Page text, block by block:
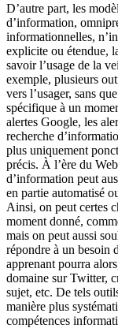
D’autre part, les
d’information,
informationnelles,
explicite ou étendue,
savoir l’usage de la
exemple, plusieurs
vers l’usager, sans
spécifique à un
alertes Google, les
recherche
plus uniquement
précis. À l’ère du
d’information peut
en partie automatisé
Ainsi, on peut certes
moment donné,
mais on peut aussi
répondre à un besoin
apprenant pourra
domaine sur Twitter,
sujet, etc. De tels
manière plus
compétences